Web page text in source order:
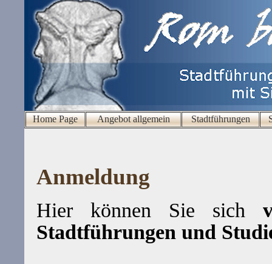
Home Page Angebot allgemein Stadtführungen
Anmeldung
Hier können Sie sich
Stadtführungen und